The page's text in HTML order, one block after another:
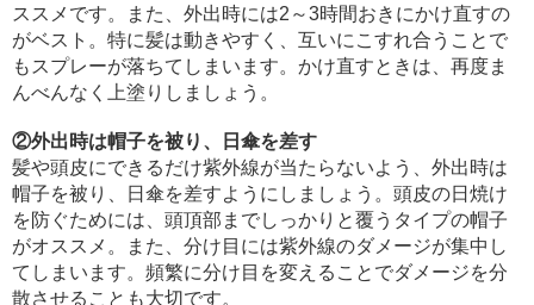
ススメです。また、外出時には2～3時間おきにかけ直すの
がベスト。特に髪は動きやすく、互いにこすれ合うことで
もスプレーが落ちてしまいます。かけ直すときは、再度ま
んべんなく上塗りしましょう。
②外出時は帽子を被り、日傘を差す
髪や頭皮にできるだけ紫外線が当たらないよう、外出時は
帽子を被り、日傘を差すようにしましょう。頭皮の日焼け
を防ぐためには、頭頂部までしっかりと覆うタイプの帽子
がオススメ。また、分け目には紫外線のダメージが集中し
てしまいます。頻繁に分け目を変えることでダメージを分
散させることも大切です。